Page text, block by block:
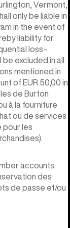
Vermont,
only be liable in
in the event of
liability for
loss–
excluded in all
mentioned in
of EUR 50,00 in
de Burton
à la fourniture
ou de services
pour les
accounts.
des
de passe et/ou